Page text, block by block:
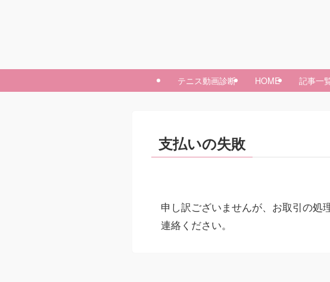
テニス動画診断 HOME 記事一
支払いの失敗
申し訳ございませんが、お取引の処
連絡ください。